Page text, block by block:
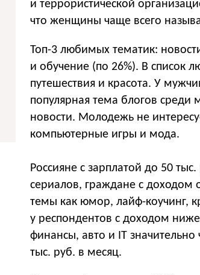
и террористической
что женщины чаще всего
Топ-3 любимых тематик:
и обучение (по 26%). В список
путешествия и красота. У
популярная тема блогов
новости. Молодежь не
компьютерные игры и мода.
Россияне с зарплатой до 50
сериалов, граждане с доходом
темы как юмор, лайф-коучинг,
у респондентов с доходом
финансы, авто и IT
тыс. руб. в месяц.